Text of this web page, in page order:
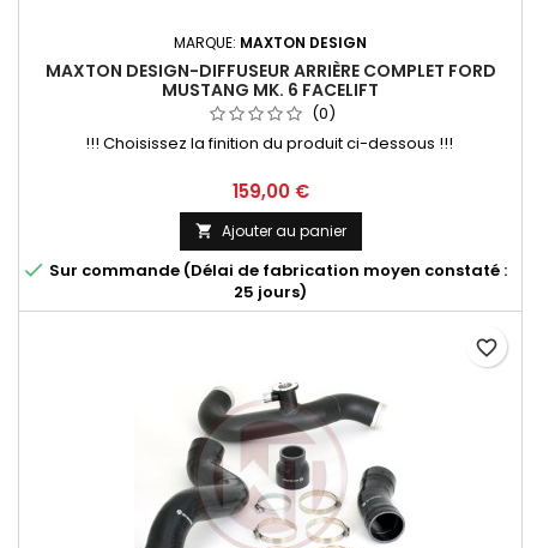
MARQUE: MAXTON DESIGN
MAXTON DESIGN-DIFFUSEUR ARRIÈRE COMPLET FORD
MUSTANG MK. 6 FACELIFT
(0)
!!! Choisissez la finition du produit ci-dessous !!!
Prix
159,00 €
 Ajouter au panier
 Sur commande (Délai de fabrication moyen constaté :
25 jours)
favorite_border